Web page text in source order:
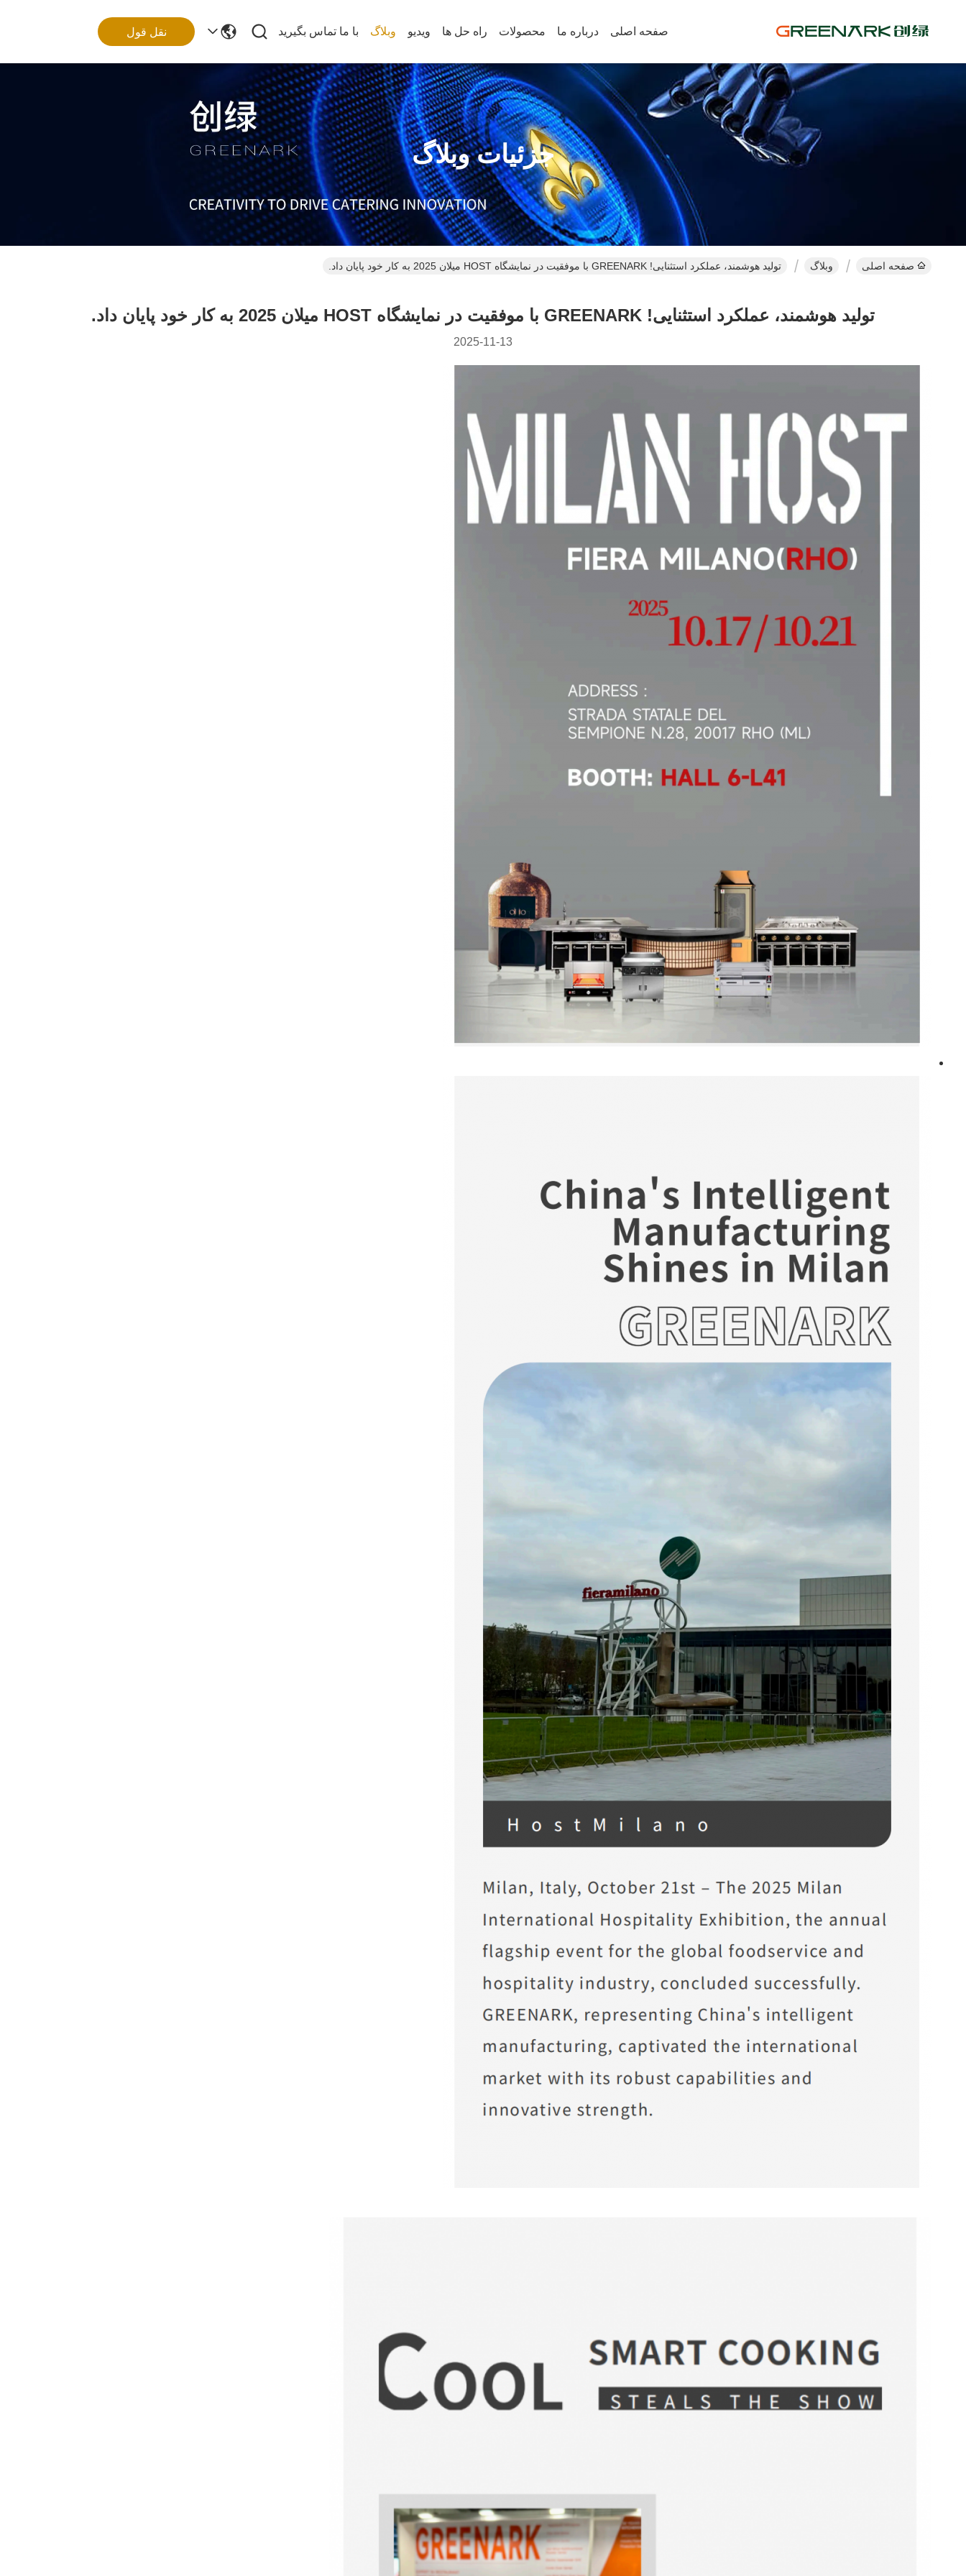
صفحه اصلی درباره ما محصولات راه حل ها ویدیو وبلاگ با ما تماس بگیرید نقل قول
جزئیات وبلاگ
صفحه اصلی وبلاگ تولید هوشمند، عملکرد استثنایی! GREENARK با موفقیت در نمایشگاه HOST میلان 2025 به کار خود پایان داد.
تولید هوشمند، عملکرد استثنایی! GREENARK با موفقیت در نمایشگاه HOST میلان 2025 به کار خود پایان داد.
2025-11-13